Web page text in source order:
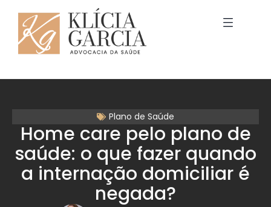
Plano de Saúde
Home care pelo plano de
saúde: o que fazer quando
a internação domiciliar é
negada?